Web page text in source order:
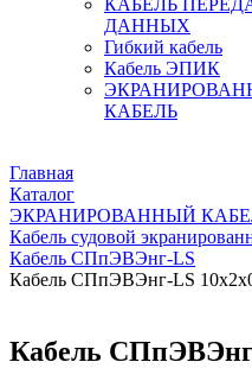
КАБЕЛЬ
ДАННЫХ
Гибкий кабель
Кабель ЭПИК
КАБЕЛЬ
Главная
Каталог
ЭКРАНИРОВАННЫЙ
Кабель судовой
Кабель СПпЭВЭнг-LS
Кабель СПпЭВЭнг-LS
Кабель